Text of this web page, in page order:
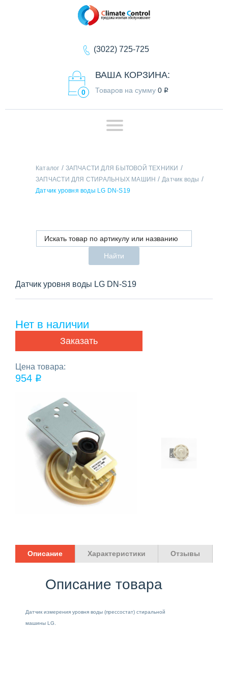
(3022) 725-725
0
ВАША КОРЗИНА:
Товаров на сумму 0 q
Каталог / ЗАПЧАСТИ ДЛЯ БЫТОВОЙ ТЕХНИКИ /
ЗАПЧАСТИ ДЛЯ СТИРАЛЬНЫХ МАШИН / Датчик воды /
Датчик уровня воды LG DN-S19
Найти
Датчик уровня воды LG DN-S19
Нет в наличии
Заказать
Цена товара:
954 q
Описание
Описание товара
Датчик измерения уровня воды (прессостат) стиральной
машины LG.
Характеристики Отзывы